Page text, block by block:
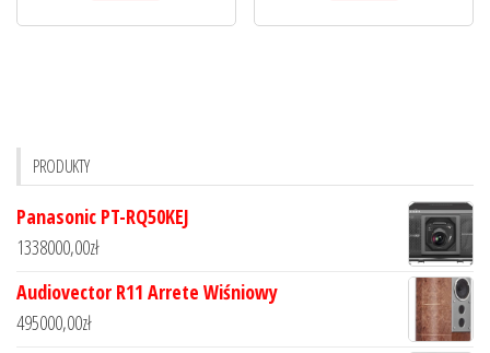
PRODUKTY
Panasonic PT-RQ50KEJ
1338000,00zł
Audiovector R11 Arrete Wiśniowy
495000,00zł